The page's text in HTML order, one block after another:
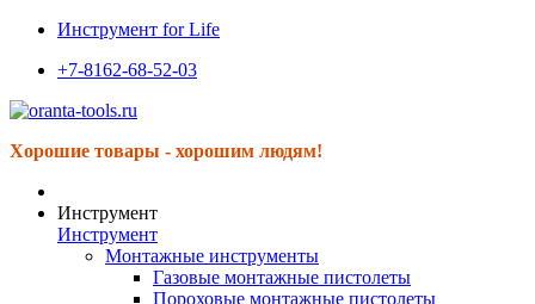
Инструмент for Life
+7-8162-68-52-03
Хорошие товары - хорошим людям!
Инструмент
Инструмент
Монтажные инструменты
Газовые монтажные пистолеты
Пороховые монтажные пистолеты